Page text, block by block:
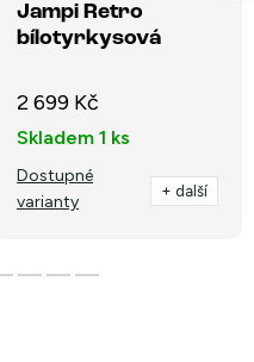
Jampi Retro
bílotyrkysová
2 699 Kč
Skladem 1 ks
Dostupné
varianty
+ další